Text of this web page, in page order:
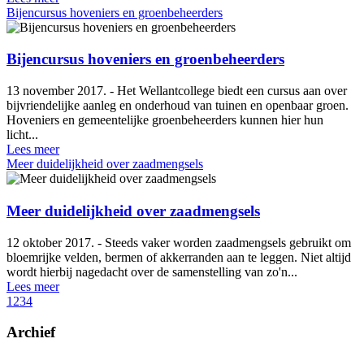
Bijencursus hoveniers en groenbeheerders
Bijencursus hoveniers en groenbeheerders
13 november 2017. - Het Wellantcollege biedt een cursus aan over
bijvriendelijke aanleg en onderhoud van tuinen en openbaar groen.
Hoveniers en gemeentelijke groenbeheerders kunnen hier hun
licht...
Lees meer
Meer duidelijkheid over zaadmengsels
Meer duidelijkheid over zaadmengsels
12 oktober 2017. - Steeds vaker worden zaadmengsels gebruikt om
bloemrijke velden, bermen of akkerranden aan te leggen. Niet altijd
wordt hierbij nagedacht over de samenstelling van zo'n...
Lees meer
1 234
Archief